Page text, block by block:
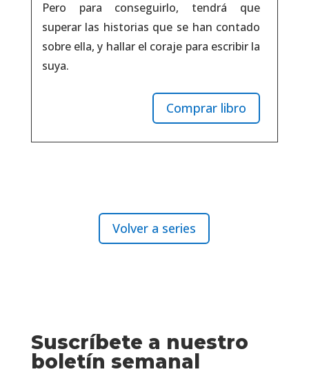
Pero para conseguirlo, tendrá que
superar las historias que se han contado
sobre ella, y hallar el coraje para escribir la
suya.
Comprar libro
Volver a series
Suscríbete a nuestro
boletín semanal